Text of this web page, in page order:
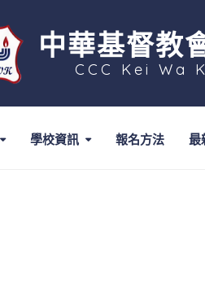
中華基督教
CCC Kei Wa
學校資訊 報名方法 最